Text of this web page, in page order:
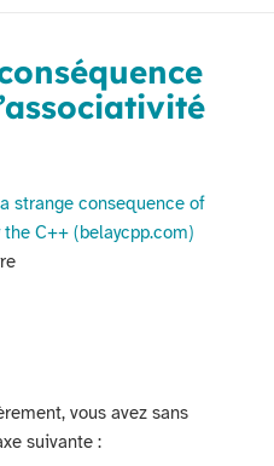
strange consequence of
C++ (belaycpp.com)
vous avez sans
suivante :